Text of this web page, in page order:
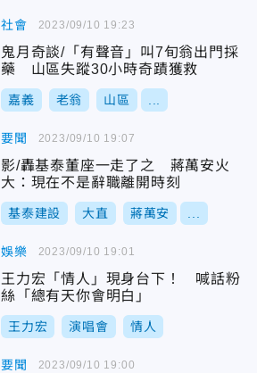
社會
鬼月奇談/「有聲音」叫7旬翁出門採
藥 山區失蹤30小時奇蹟獲救
嘉義 老翁 山區
2023/09/10 19:23
要聞
影/轟基泰董座一走了之 蔣萬安火
大：現在不是辭職離開時刻
基泰建設 大直 蔣萬安
2023/09/10 19:07
娛樂
王力宏「情人」現身台下！ 喊話粉
絲「總有天你會明白」
王力宏 演唱會 情人
2023/09/10 19:01
要聞 2023/09/10 19:00